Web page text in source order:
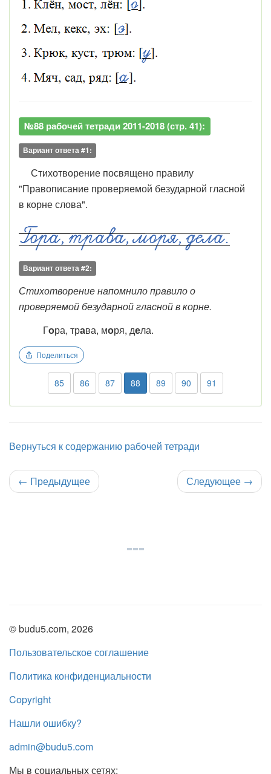
№88 рабочей тетради 2011-2018 (стр. 41):
Вариант ответа #1:
Стихотворение посвящено правилу
"Правописание проверяемой безударной гласной
в корне слова".
Вариант ответа #2:
Стихотворение напомнило правило о
проверяемой безударной гласной в корне.
Гора, трава, моря, дела.
Поделиться
85 86 87 88 89 90 91
Вернуться к содержанию рабочей тетради
← Предыдущее Следующее →
© budu5.com, 2026
Пользовательское соглашение
Политика конфиденциальности
Copyright
Нашли ошибку?
admin@budu5.com
Мы в социальных сетях: